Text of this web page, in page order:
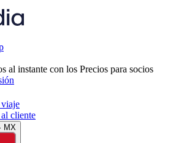
al instante con los Precios para socios
viaje
cliente
MX